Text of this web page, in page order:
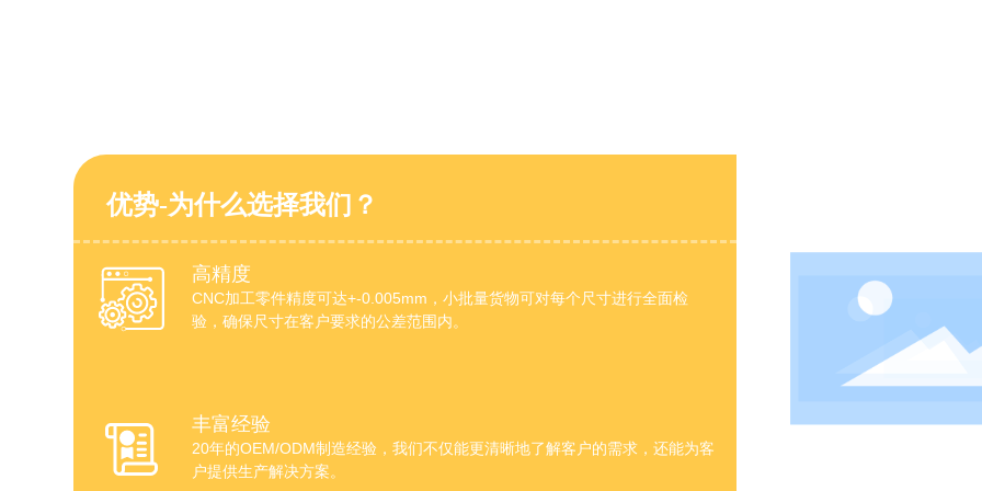
优势-为什么选择我们？
高精度
CNC加工零件精度可达+-0.005mm，小批量货物可对每个尺寸进行全面检
验，确保尺寸在客户要求的公差范围内。
丰富经验
20年的OEM/ODM制造经验，我们不仅能更清晰地了解客户的需求，还能为客
户提供生产解决方案。